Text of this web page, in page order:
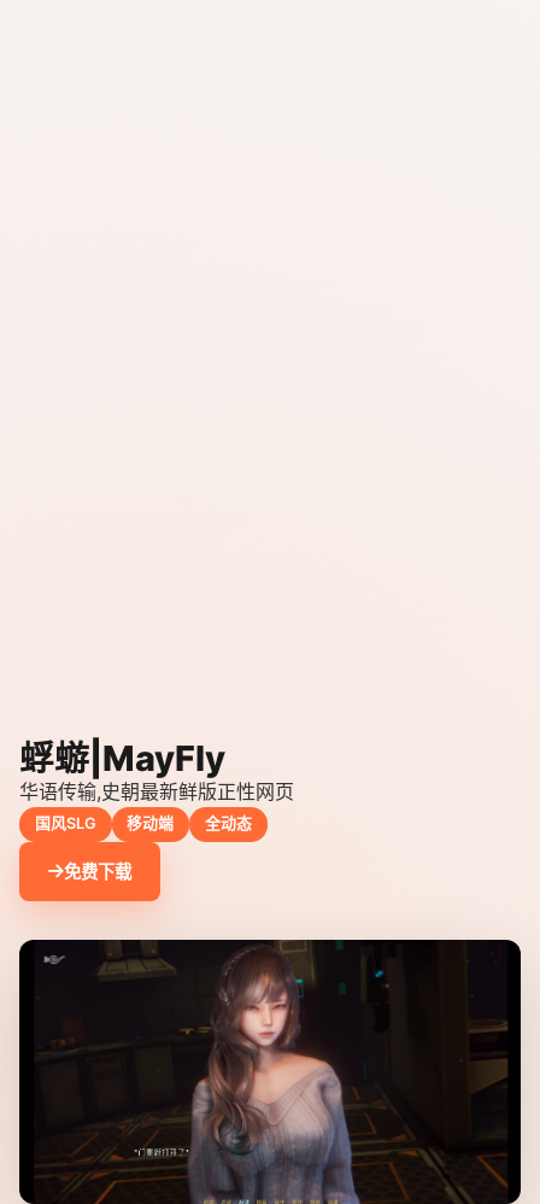
蜉蝣|MayFly
华语传输,史朝最新鲜版正性网页
国风SLG 移动端 全动态
免费下载